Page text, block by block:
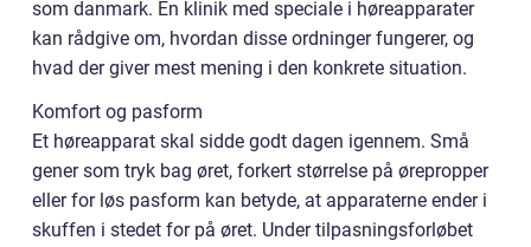
som danmark. En klinik med speciale i høreapparater
kan rådgive om, hvordan disse ordninger fungerer, og
hvad der giver mest mening i den konkrete situation.
Komfort og pasform
Et høreapparat skal sidde godt dagen igennem. Små
gener som tryk bag øret, forkert størrelse på ørepropper
eller for løs pasform kan betyde, at apparaterne ender i
skuffen i stedet for på øret. Under tilpasningsforløbet